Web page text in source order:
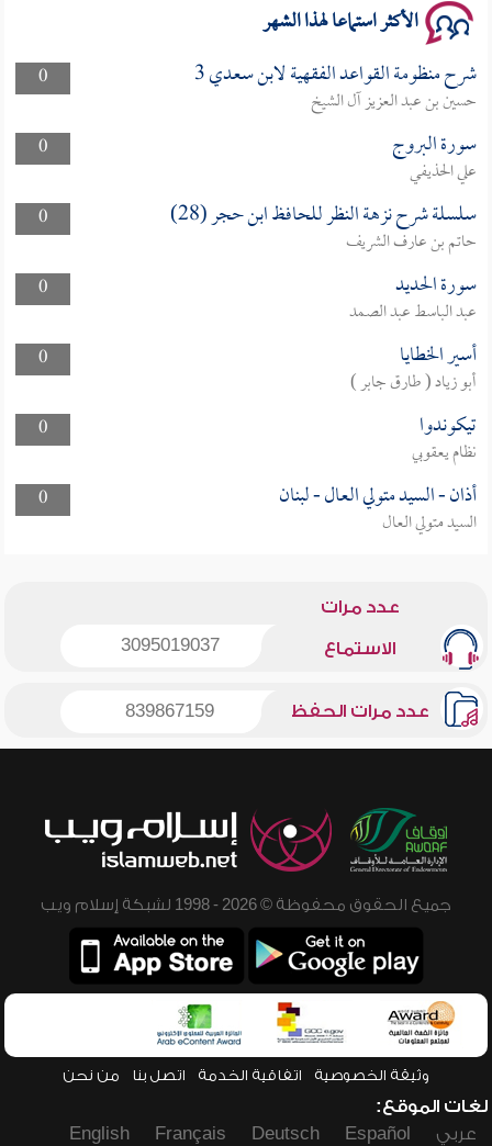
الأكثر استماعا لهذا الشهر
0 شرح منظومة القواعد الفقهية لابن سعدي 3
حسين بن عبد العزيز آل الشيخ
0
سورة البروج
علي الحذيفي
0
سلسلة شرح نزهة النظر للحافظ ابن حجر (28)
حاتم بن عارف الشريف
0
سورة الحديد
عبد الباسط عبد الصمد
0
أسير الخطايا
أبو زياد ( طارق جابر )
0
تيكوندوا
نظام يعقوبي
0
أذان - السيد متولي العال - لبنان
السيد متولي العال
عدد مرات
الاستماع 3095019037
عدد مرات الحفظ 839867159
جميع الحقوق محفوظة © 2026 - 1998 لشبكة إسلام ويب
وثيقة الخصوصية اتفاقية الخدمة اتصل بنا من نحن
لغات الموقع:
عربي
Español
Deutsch
Français
English